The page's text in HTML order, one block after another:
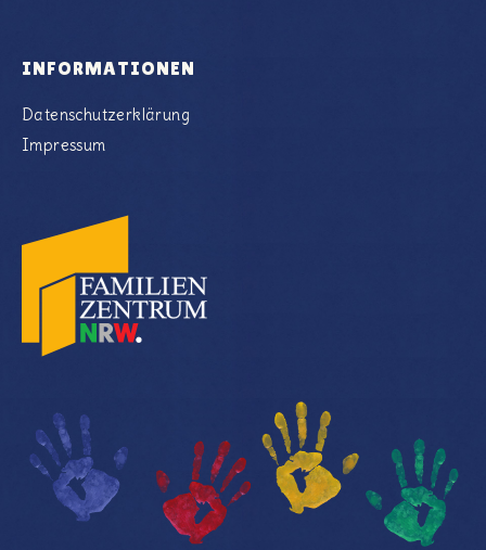
INFORMATIONEN
Datenschutzerklärung
Impressum